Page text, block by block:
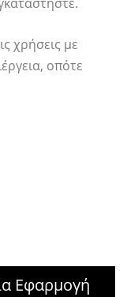
χρήσεις με
οπότε
Εφαρμογή